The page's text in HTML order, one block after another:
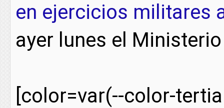
en ejercicios militares
ayer lunes el
[color=var(--color-